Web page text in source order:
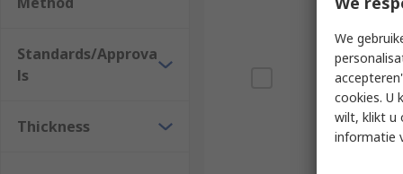
Standards/Approva
ls
Thickness
We
cookies. U
wilt, klikt u
informatie